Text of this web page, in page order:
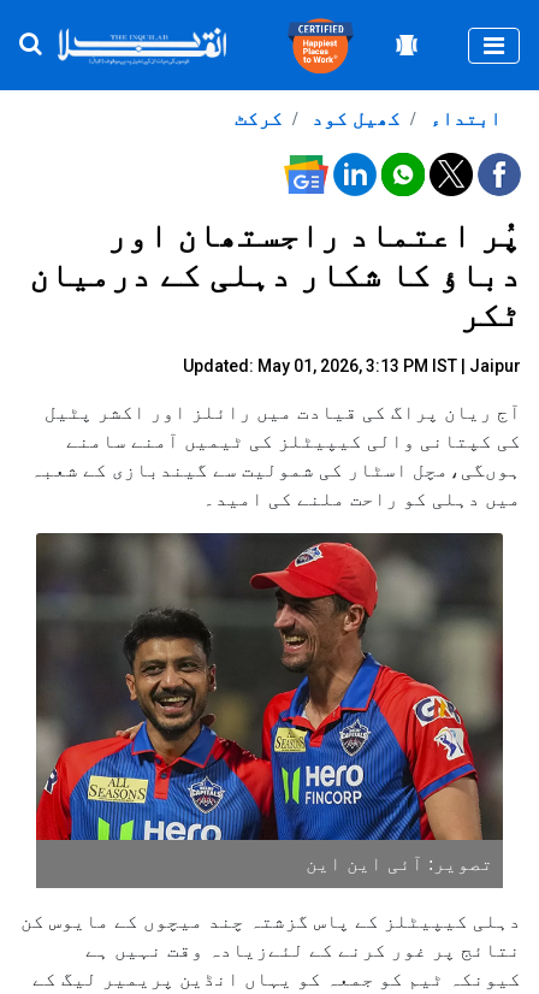
کرکٹ کھیل کود ابتداء
پُر اعتماد راجستھان اور
دباؤ کا شکار دہلی کے درمیان
ٹکر
Updated: May 01, 2026, 3:13 PM IST | Jaipur
آج ریان پراگ کی قیادت میں رائلز اور اکشر پٹیل
کی کپتانی والی کیپیٹلز کی ٹیمیں آمنے سامنے
ہوںگی،مچل اسٹار کی شمولیت سے گیندبازی کے شعبہ
میں دہلی کو راحت ملنے کی امید۔
تصویر: آئی این این
دہلی کیپیٹلز کے پاس گزشتہ چند میچوں کے مایوس کن
نتائج پر غور کرنے کے لئےزیادہ وقت نہیں ہے
کیونکہ ٹیم کو جمعہ کو یہاں انڈین پریمیر لیگ کے